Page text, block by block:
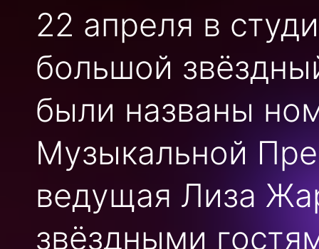
22 апреля в
большой
были названы
Музыкальной
ведущая Лиза
звёздными